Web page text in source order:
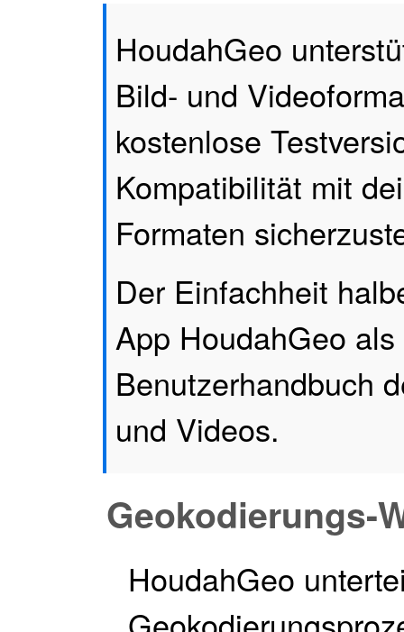
HoudahGeo
Bild- und
kostenlose
Kompatibilität mit
Formaten
Der Einfachheit
App HoudahGeo
Benutzerhandbuch
und Videos.
Geokodierungs-
HoudahGeo